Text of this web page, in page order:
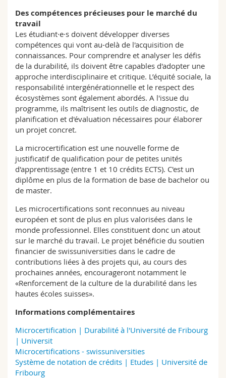
Des compétences précieuses pour le marché du
travail
Les étudiant·e·s doivent développer diverses
compétences qui vont au-delà de l'acquisition de
connaissances. Pour comprendre et analyser les défis
de la durabilité, ils doivent être capables d'adopter une
approche interdisciplinaire et critique. L’équité sociale, la
responsabilité intergénérationnelle et le respect des
écosystèmes sont également abordés. A l'issue du
programme, ils maîtrisent les outils de diagnostic, de
planification et d'évaluation nécessaires pour élaborer
un projet concret.
La microcertification est une nouvelle forme de
justificatif de qualification pour de petites unités
d'apprentissage (entre 1 et 10 crédits ECTS). C'est un
diplôme en plus de la formation de base de bachelor ou
de master.
Les microcertifications sont reconnues au niveau
européen et sont de plus en plus valorisées dans le
monde professionnel. Elles constituent donc un atout
sur le marché du travail. Le projet bénéficie du soutien
financier de swissuniversities dans le cadre de
contributions liées à des projets qui, au cours des
prochaines années, encourageront notamment le
«Renforcement de la culture de la durabilité dans les
hautes écoles suisses».
Informations complémentaires
Microcertification | Durabilité à l'Université de Fribourg
| Universit
Microcertifications - swissuniversities
Système de notation de crédits | Etudes | Université de
Fribourg